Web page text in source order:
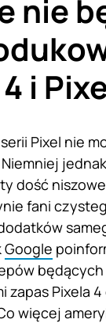
nie
i
Pixel nie
dość
fani
Google
Pixela 4
więcej